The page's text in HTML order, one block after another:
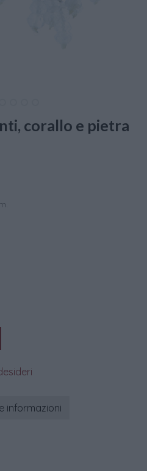
corallo e pietra
informazioni